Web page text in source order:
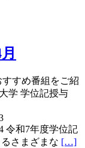
すめ番組をご紹
学 学位記授与
令和7年度学位記
さまざまな […]